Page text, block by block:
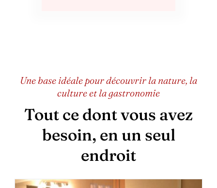
Une base idéale pour découvrir la nature, la
culture et la gastronomie
Tout ce dont vous avez
besoin, en un seul
endroit